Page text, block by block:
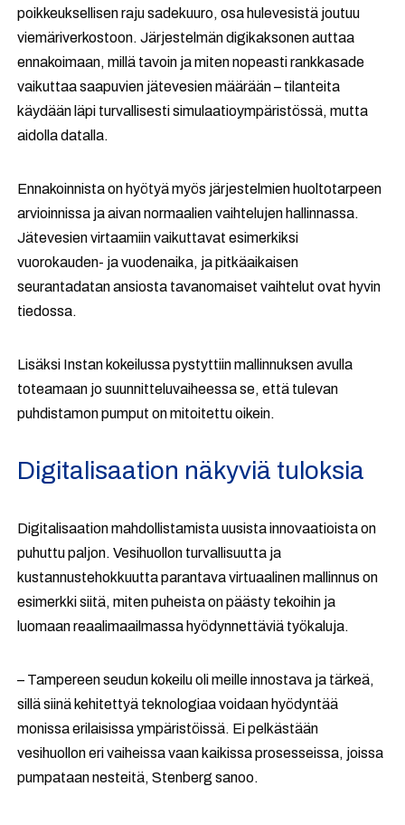
poikkeuksellisen raju sadekuuro, osa hulevesistä joutuu
viemäriverkostoon. Järjestelmän digikaksonen auttaa
ennakoimaan, millä tavoin ja miten nopeasti rankkasade
vaikuttaa saapuvien jätevesien määrään – tilanteita
käydään läpi turvallisesti simulaatioympäristössä, mutta
aidolla datalla.
Ennakoinnista on hyötyä myös järjestelmien huoltotarpeen
arvioinnissa ja aivan normaalien vaihtelujen hallinnassa.
Jätevesien virtaamiin vaikuttavat esimerkiksi
vuorokauden- ja vuodenaika, ja pitkäaikaisen
seurantadatan ansiosta tavanomaiset vaihtelut ovat hyvin
tiedossa.
Lisäksi Instan kokeilussa pystyttiin mallinnuksen avulla
toteamaan jo suunnitteluvaiheessa se, että tulevan
puhdistamon pumput on mitoitettu oikein.
Digitalisaation näkyviä tuloksia
Digitalisaation mahdollistamista uusista innovaatioista on
puhuttu paljon. Vesihuollon turvallisuutta ja
kustannustehokkuutta parantava virtuaalinen mallinnus on
esimerkki siitä, miten puheista on päästy tekoihin ja
luomaan reaalimaailmassa hyödynnettäviä työkaluja.
– Tampereen seudun kokeilu oli meille innostava ja tärkeä,
sillä siinä kehitettyä teknologiaa voidaan hyödyntää
monissa erilaisissa ympäristöissä. Ei pelkästään
vesihuollon eri vaiheissa vaan kaikissa prosesseissa, joissa
pumpataan nesteitä, Stenberg sanoo.